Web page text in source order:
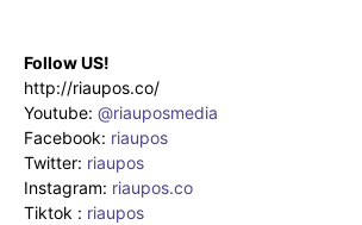
Follow US!
http://riaupos.co/
Youtube: @riauposmedia
Facebook: riaupos
Twitter: riaupos
Instagram: riaupos.co
Tiktok : riaupos